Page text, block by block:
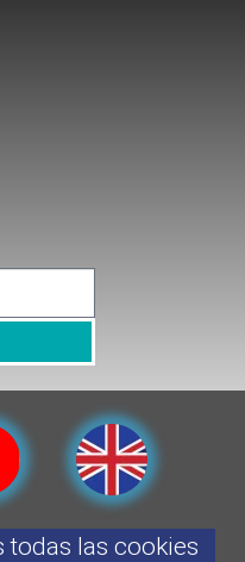
todas las cookies